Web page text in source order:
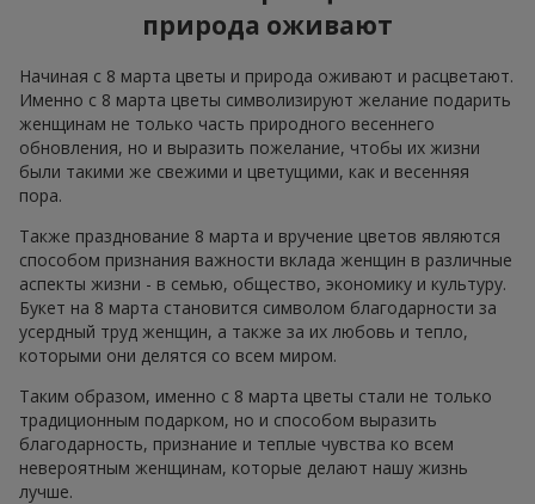
природа оживают
Начиная с 8 марта цветы и природа оживают и расцветают.
Именно с 8 марта цветы символизируют желание подарить
женщинам не только часть природного весеннего
обновления, но и выразить пожелание, чтобы их жизни
были такими же свежими и цветущими, как и весенняя
пора.
Также празднование 8 марта и вручение цветов являются
способом признания важности вклада женщин в различные
аспекты жизни - в семью, общество, экономику и культуру.
Букет на 8 марта становится символом благодарности за
усердный труд женщин, а также за их любовь и тепло,
которыми они делятся со всем миром.
Таким образом, именно с 8 марта цветы стали не только
традиционным подарком, но и способом выразить
благодарность, признание и теплые чувства ко всем
невероятным женщинам, которые делают нашу жизнь
лучше.